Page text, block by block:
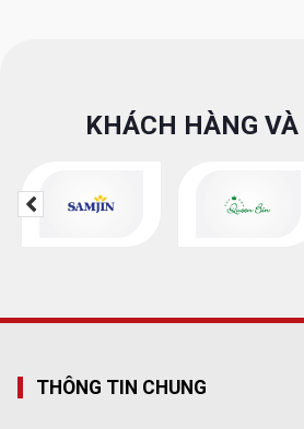
KHÁCH HÀNG
THÔNG TIN CHUNG